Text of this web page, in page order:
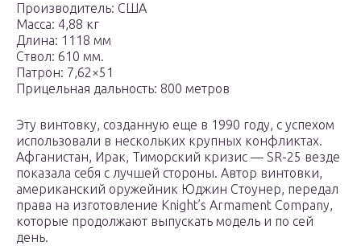
Производитель: США
Масса: 4,88 кг
Длина: 1118 мм
Ствол: 610 мм.
Патрон: 7,62×51
Прицельная дальность: 800 метров
Эту винтовку, созданную еще в 1990 году, с успехом
использовали в нескольких крупных конфликтах.
Афганистан, Ирак, Тиморский кризис — SR-25 везде
показала себя с лучшей стороны. Автор винтовки,
американский оружейник Юджин Стоунер, передал
права на изготовление Knight’s Armament Company,
которые продолжают выпускать модель и по сей
день.